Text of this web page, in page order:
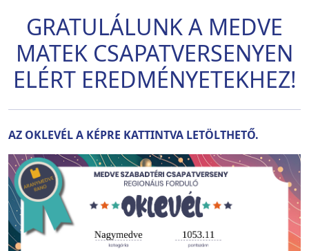
GRATULÁLUNK A MEDVE
MATEK CSAPATVERSENYEN
ELÉRT EREDMÉNYETEKHEZ!
AZ OKLEVÉL A KÉPRE KATTINTVA LETÖLTHETŐ.